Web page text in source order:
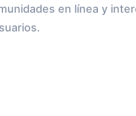
en línea y